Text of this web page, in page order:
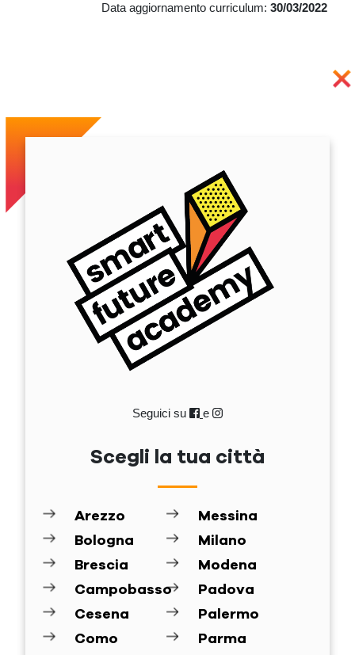
Data aggiornamento curriculum: 30/03/2022
Seguici su e
Scegli la tua città
Arezzo
Bologna
Brescia
Campobasso
Cesena
Como
Messina
Milano
Modena
Padova
Palermo
Parma